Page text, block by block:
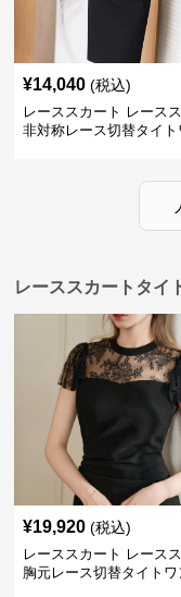
¥14,040 (税込)
レーススカート レース
非対称レース切替タイ
レーススカートタイ
¥19,920 (税込)
レーススカート レース
胸元レース切替タイトワ